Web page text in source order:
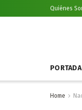
Quiénes
PORTADA
Home